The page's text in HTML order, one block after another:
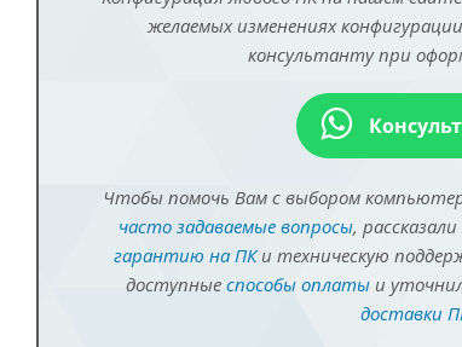
желаемых изменениях
консультанту при
Чтобы помочь Вам с выбором
часто задаваемые вопросы,
гарантию на ПКи техническую
доступные способы оплатыи
доставки